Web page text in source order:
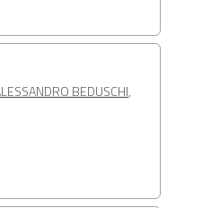
BEDUSCHI,